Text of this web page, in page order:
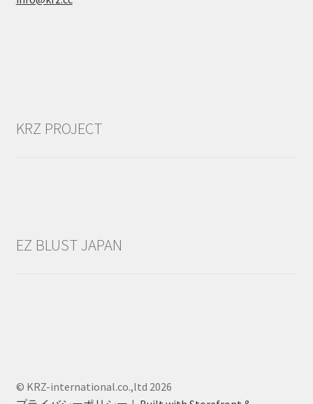
KRZ PROJECT
EZ BLUST JAPAN
© KRZ-international.co.,ltd 2026